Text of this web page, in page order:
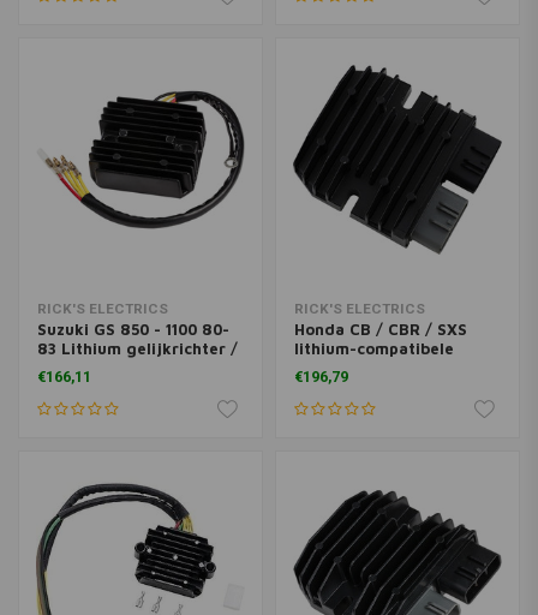
RICK'S ELECTRICS
Suzuki GS 850 - 1100 80-
83 Lithium gelijkrichter /
regelaar
€166,11
RICK'S ELECTRICS
Honda CB / CBR / SXS
lithium-compatibele
gelijkrichterregelaar
€196,79